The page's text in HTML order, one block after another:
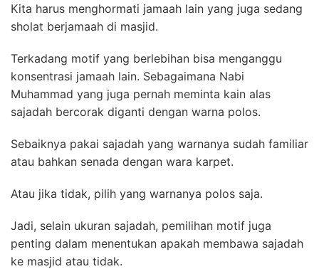
Kita harus menghormati jamaah lain yang juga sedang
sholat berjamaah di masjid.
Terkadang motif yang berlebihan bisa menganggu
konsentrasi jamaah lain. Sebagaimana Nabi
Muhammad yang juga pernah meminta kain alas
sajadah bercorak diganti dengan warna polos.
Sebaiknya pakai sajadah yang warnanya sudah familiar
atau bahkan senada dengan wara karpet.
Atau jika tidak, pilih yang warnanya polos saja.
Jadi, selain ukuran sajadah, pemilihan motif juga
penting dalam menentukan apakah membawa sajadah
ke masjid atau tidak.